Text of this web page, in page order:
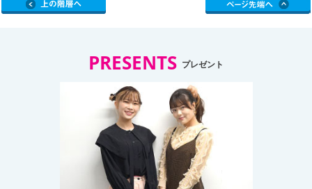
PRESENTS プレゼント